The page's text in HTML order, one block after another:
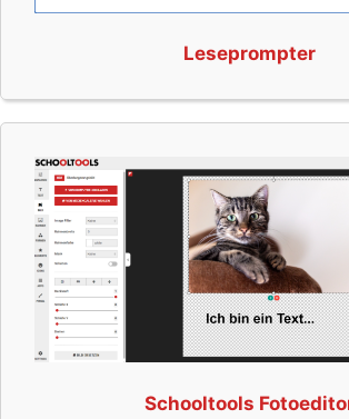
Leseprompter
Schooltools